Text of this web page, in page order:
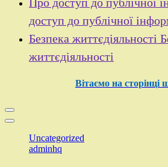
доступ до публічної
Безпека життєдіяльності
життєдіяльності
Вітаємо на сторінці
Uncategorized
adminhq